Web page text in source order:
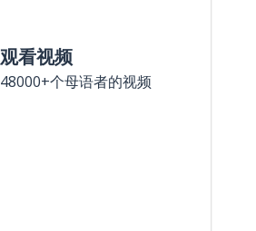
观看视频
48000+个母语者的视频